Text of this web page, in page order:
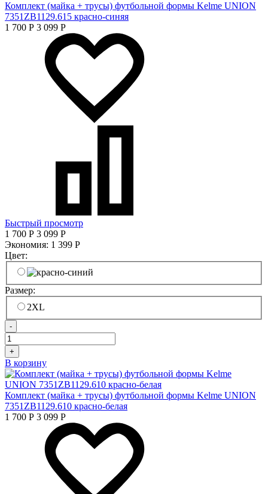
Комплект (майка + трусы) футбольной формы Kelme UNION
7351ZB1129.615 красно-синяя
1 700 Р 3 099 Р
Быстрый просмотр
1 700 Р 3 099 Р
Экономия: 1 399 Р
Цвет:
Размер:
2XL
-
+
В корзину
Комплект (майка + трусы) футбольной формы Kelme UNION
7351ZB1129.610 красно-белая
1 700 Р 3 099 Р